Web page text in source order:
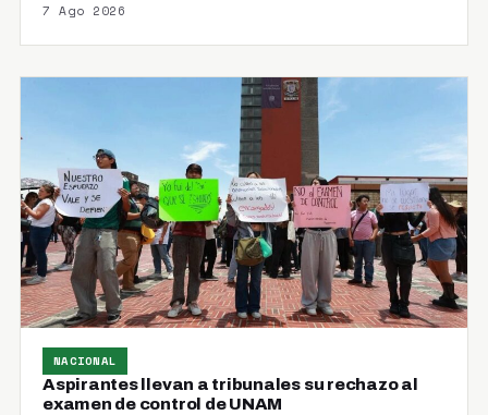
7 Ago 2026
NACIONAL
Aspirantes llevan a tribunales su rechazo al
examen de control de UNAM